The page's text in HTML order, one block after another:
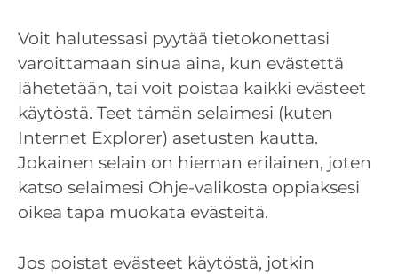
Voit halutessasi pyytää tietokonettasi
varoittamaan sinua aina, kun evästettä
lähetetään, tai voit poistaa kaikki evästeet
käytöstä. Teet tämän selaimesi (kuten
Internet Explorer) asetusten kautta.
Jokainen selain on hieman erilainen, joten
katso selaimesi Ohje-valikosta oppiaksesi
oikea tapa muokata evästeitä.
Jos poistat evästeet käytöstä, jotkin